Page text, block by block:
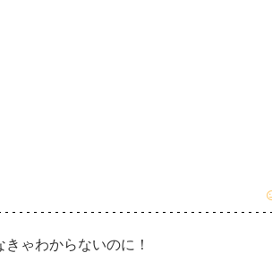
ゃわからないのに！